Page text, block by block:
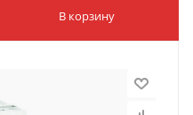
В корзину